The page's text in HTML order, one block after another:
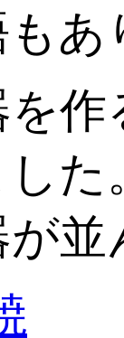
あ
が